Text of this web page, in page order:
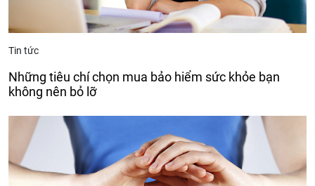
Tin tức
Những tiêu chí chọn mua bảo hiểm sức khỏe bạn
không nên bỏ lỡ